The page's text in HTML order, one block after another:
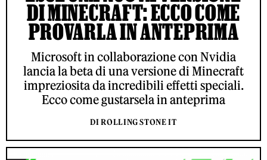
DI MINECRAFT: ECCO COME
PROVARLA IN ANTEPRIMA
Microsoft in collaborazione con Nvidia
lancia la beta di una versione di Minecraft
impreziosita da incredibili effetti speciali.
Ecco come gustarsela in anteprima
DI ROLLING STONE IT